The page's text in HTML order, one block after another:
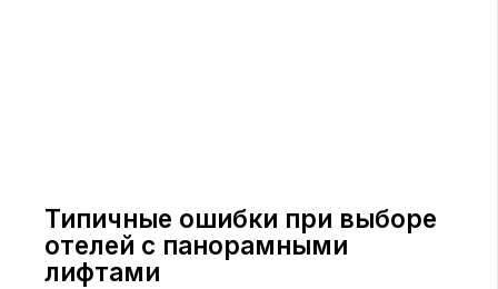
Типичные ошибки при выборе
отелей с панорамными
лифтами